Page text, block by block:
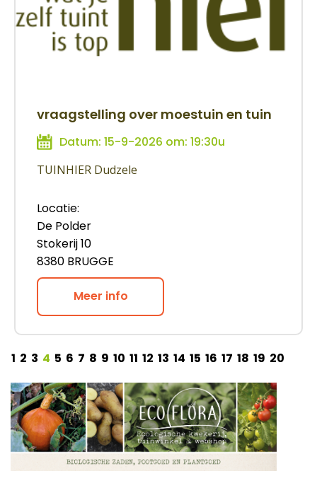
vraagstelling over moestuin en tuin
Datum: 15-9-2026 om: 19:30u
TUINHIER Dudzele
Locatie:
De Polder
Stokerij 10
8380 BRUGGE
Meer info
1 2 3 4 5 6 7 8 9 10 11 12 13 14 15 16 17 18 19 20